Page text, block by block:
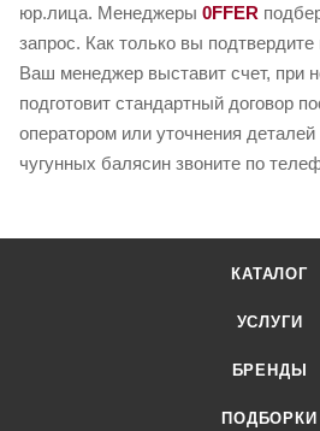
юр.лица. Менеджеры 0FFER
запрос. Как только вы подтвердите
Ваш менеджер выставит счет, при
подготовит стандартный договор
оператором или уточнения деталей
чугунных балясин звоните по
КАТАЛОГ
УСЛУГИ
БРЕНДЫ
ПОДБОРКИ